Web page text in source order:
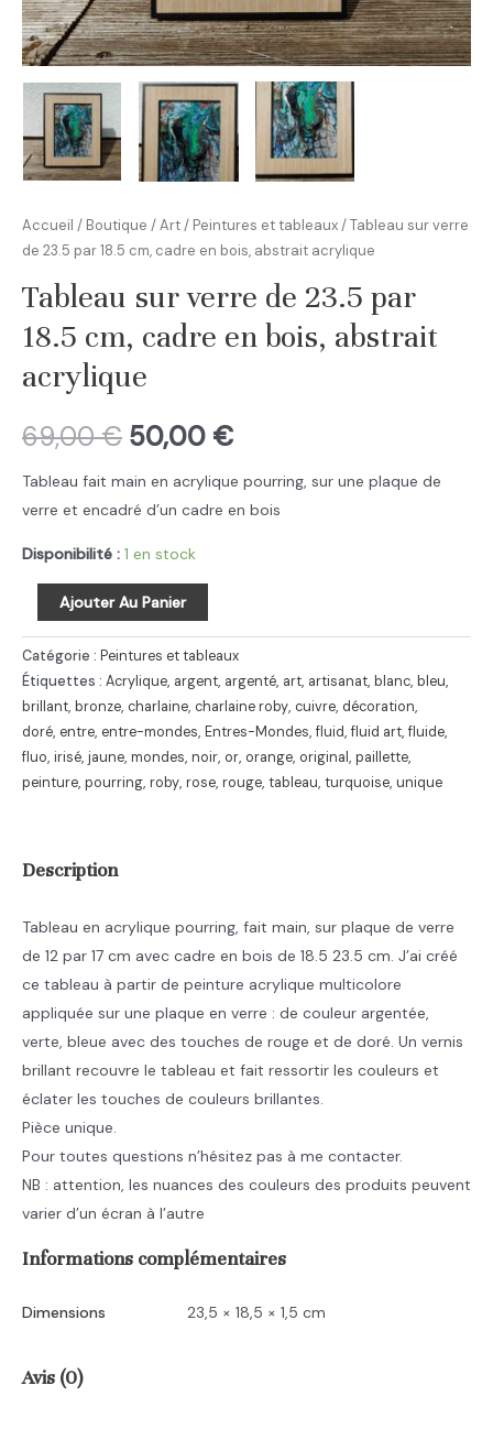
Accueil / Boutique /Art/ Peintures et tableaux/ Tableau sur verre
de 23.5 par 18.5 cm, cadre en bois, abstrait acrylique
Tableau sur verre de 23.5 par
18.5 cm, cadre en bois, abstrait
acrylique
69,00€ 50,00 €
Tableau fait main en acrylique pourring, sur une plaque de
verre et encadré d’un cadre en bois
Disponibilité : 1 en stock
quantité
de
Tableau
sur
verre
de
23.5
par
cadre
abstrait
Ajouter Au Panier
Catégorie : Peintures et tableaux
Étiquettes : Acrylique, argent, argenté, art, artisanat, blanc, bleu,
brillant, bronze, charlaine, charlaine roby, cuivre, décoration,
doré, entre, entre-mondes, Entres-Mondes, fluid, fluid art, fluide,
fluo, irisé, jaune, mondes, noir, or, orange, original , paillette,
peinture, pourring, roby, rose, rouge, tableau, turquoise, unique
Description
Tableau en acrylique pourring, fait main, sur plaque de verre
de 12 par 17 cm avec cadre en bois de 18.5 23.5 cm. J’ai créé
ce tableau à partir de peinture acrylique multicolore
appliquée sur une plaque en verre : de couleur argentée,
verte, bleue avec des touches de rouge et de doré. Un vernis
brillant recouvre le tableau et fait ressortir les couleurs et
éclater les touches de couleurs brillantes.
Pièce unique.
Pour toutes questions n’hésitez pas à me contacter.
NB : attention, les nuances des couleurs des produits peuvent
varier d’un écran à l’autre
Informations complémentaires
Dimensions 23,5 × 18,5 × 1,5 cm
Avis (0)